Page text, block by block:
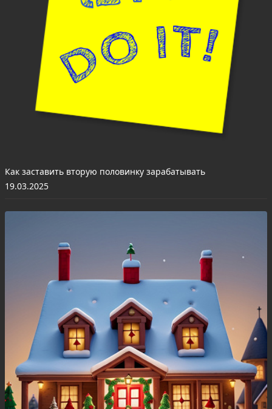
Как заставить вторую половинку зарабатывать
19.03.2025